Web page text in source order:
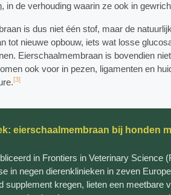
, in de verhouding waarin ze ook in
is dus niet één stof, maar de
tot nieuwe opbouw, iets wat losse
Eierschaalmembraan is bovendien
ook voor in pezen, ligamenten en
[3]
eierschaalmembraan bij honden
in Frontiers in Veterinary Science
in negen dierenklinieken in zeven
supplement kregen, lieten een meetbare